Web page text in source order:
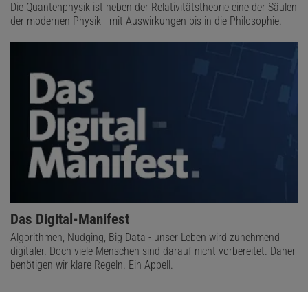
Die Quantenphysik ist neben der Relativitätstheorie eine der Säulen
der modernen Physik - mit Auswirkungen bis in die Philosophie.
Das Digital-Manifest
Algorithmen, Nudging, Big Data - unser Leben wird zunehmend
digitaler. Doch viele Menschen sind darauf nicht vorbereitet. Daher
benötigen wir klare Regeln. Ein Appell.